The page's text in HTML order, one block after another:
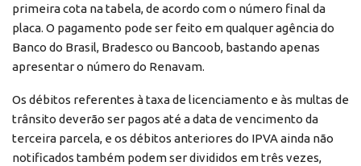
primeira cota na tabela, de acordo com o número final da
placa. O pagamento pode ser feito em qualquer agência do
Banco do Brasil, Bradesco ou Bancoob, bastando apenas
apresentar o número do Renavam.
Os débitos referentes à taxa de licenciamento e às multas de
trânsito deverão ser pagos até a data de vencimento da
terceira parcela, e os débitos anteriores do IPVA ainda não
notificados também podem ser divididos em três vezes,